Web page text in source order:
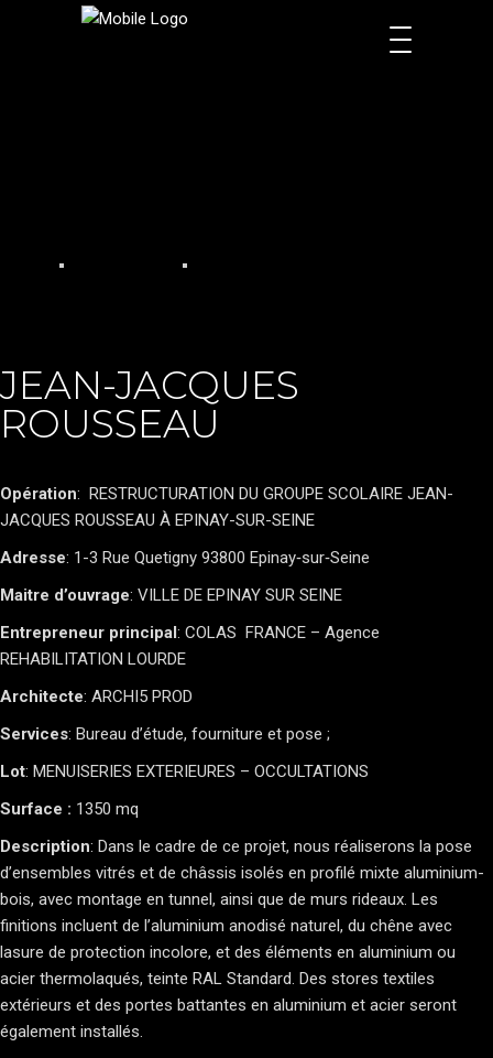
JEAN-JACQUES
ROUSSEAU
Opération: RESTRUCTURATION DU GROUPE SCOLAIRE JEAN-
JACQUES ROUSSEAU À EPINAY-SUR-SEINE
Adresse: 1-3 Rue Quetigny 93800 Epinay‐sur‐Seine
Maitre d’ouvrage: VILLE DE EPINAY SUR SEINE
Entrepreneur principal: COLAS FRANCE – Agence
REHABILITATION LOURDE
Architecte: ARCHI5 PROD
Services: Bureau d’étude, fourniture et pose ;
Lot: MENUISERIES EXTERIEURES – OCCULTATIONS
Surface : 1350 mq
Description: Dans le cadre de ce projet, nous réaliserons la pose
d’ensembles vitrés et de châssis isolés en profilé mixte aluminium-
bois, avec montage en tunnel, ainsi que de murs rideaux. Les
finitions incluent de l’aluminium anodisé naturel, du chêne avec
lasure de protection incolore, et des éléments en aluminium ou
acier thermolaqués, teinte RAL Standard. Des stores textiles
extérieurs et des portes battantes en aluminium et acier seront
également installés.